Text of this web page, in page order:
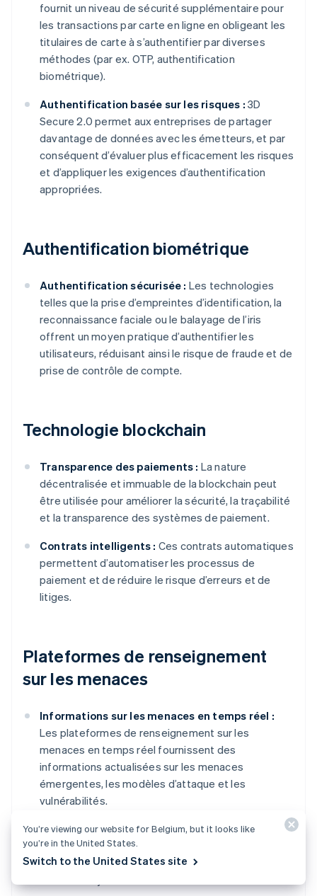
fournit un niveau de sécurité supplémentaire pour
les transactions par carte en ligne en obligeant les
titulaires de carte à s’authentifier par diverses
méthodes (par ex. OTP, authentification
biométrique).
Authentification basée sur les risques : 3D
Secure 2.0 permet aux entreprises de partager
davantage de données avec les émetteurs, et par
conséquent d’évaluer plus efficacement les risques
et d’appliquer les exigences d’authentification
appropriées.
Authentification biométrique
Authentification sécurisée : Les technologies
telles que la prise d’empreintes d’identification, la
reconnaissance faciale ou le balayage de l’iris
offrent un moyen pratique d’authentifier les
utilisateurs, réduisant ainsi le risque de fraude et de
prise de contrôle de compte.
Technologie blockchain
Transparence des paiements : La nature
décentralisée et immuable de la blockchain peut
être utilisée pour améliorer la sécurité, la traçabilité
et la transparence des systèmes de paiement.
Contrats intelligents : Ces contrats automatiques
permettent d’automatiser les processus de
paiement et de réduire le risque d’erreurs et de
litiges.
Plateformes de renseignement
sur les menaces
Informations sur les menaces en temps réel :
Les plateformes de renseignement sur les
menaces en temps réel fournissent des
informations actualisées sur les menaces
émergentes, les modèles d’attaque et les
vulnérabilités.
Collaboration en matière de cybersécurité :
Elle
facilite le partage d’informations entre les
organisations, créant ainsi une défense collective
You’re viewing our website for Belgium, but it looks like
you’re in the United States.
Switch to the United States site